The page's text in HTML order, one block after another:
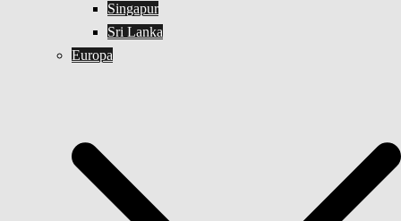
Singapur
Sri Lanka
Europa